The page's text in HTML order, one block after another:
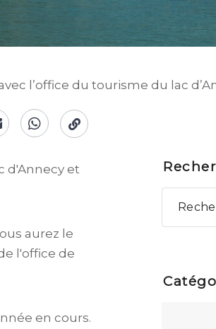
l’office du tourisme du lac
d'Annecy et
aurez le
l'office de
en cours.